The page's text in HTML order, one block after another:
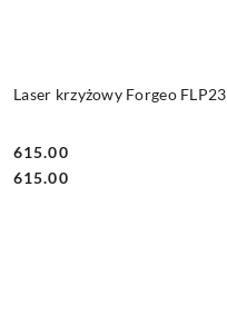
Laser krzyżowy Forgeo FLP23
Cena:
615.00
Cena:
615.00